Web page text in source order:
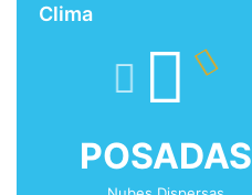
Clima
POSADAS